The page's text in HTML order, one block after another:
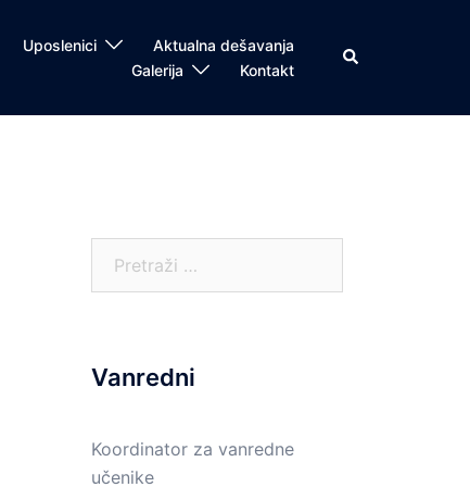
Uposlenici
Aktualna dešavanja
Galerija
Kontakt
Search
Vanredni
Koordinator za vanredne
učenike